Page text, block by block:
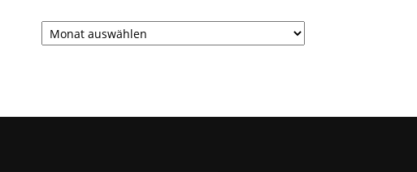
Archiv